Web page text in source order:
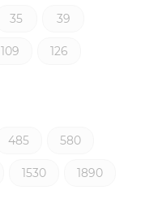
35 39
109 126
485 580
1530 1890